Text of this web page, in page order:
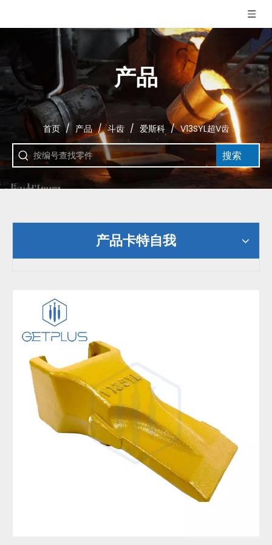
产品
首页 / 产品 / 斗齿 / 爱斯科 / V13SYL超V齿
搜索
产品卡特自我